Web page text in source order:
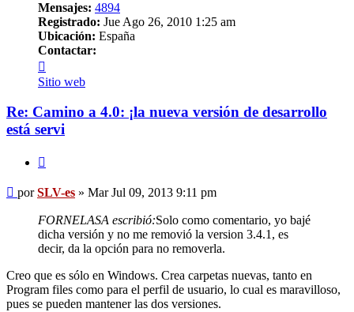
Mensajes: 4894
Registrado: Jue Ago 26, 2010 1:25 am
Ubicación: España
Contactar:
SLV-
es
Sitio web
Re: Camino a 4.0: ¡la nueva versión de desarrollo
está servi
Mensaje
porSLV-es » Mar Jul 09, 2013 9:11 pm
FORNELASA escribió:Solo como comentario, yo bajé
dicha versión y no me removió la version 3.4.1, es
decir, da la opción para no removerla.
Creo que es sólo en Windows. Crea carpetas nuevas, tanto en
Program files como para el perfil de usuario, lo cual es maravilloso,
pues se pueden mantener las dos versiones.